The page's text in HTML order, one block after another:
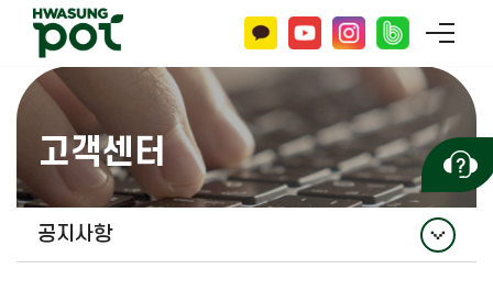
고객센터
공지사항